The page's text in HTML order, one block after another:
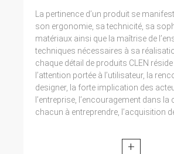
La pertinence d’un produit se
son ergonomie, sa technicité, sa
matériaux ainsi que la maîtrise de
techniques nécessaires à sa
chaque détail de produits CLEN
l’attention portée à l’utilisateur, la
designer, la forte implication des
l’entreprise, l’encouragement dans la
chacun à entreprendre, l’acquisition
+